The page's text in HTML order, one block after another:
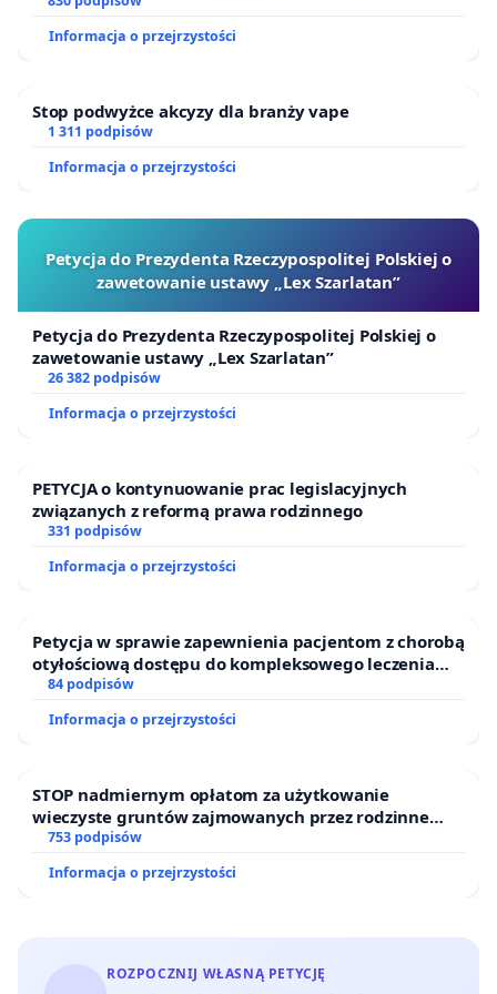
proste narzędzia stolarskie itp.),
- miejsce wymiany/dzielenia: ubrań, książek, roślin,
zabawek, doświadczeń/myśli,
- klub gier planszowych,
- miejsce do wspólnej sąsiedzkiej aktywności
ruchowej: joga, taniec i inne.
Społeczna aktywność wokół przeznaczenia lokalu
została zauważona również przez media – artykuł Marty
Sapały „Nikt nam nie powie, co mamy robić” w
Tygodniku Powszechnym
pisano też na łamach lokalnych, mokotowskich
informatorów na Facebooku, tj. „Dzień Dobry
Mokotów” oraz „Mokotów - co? gdzie? kiedy?
conamokotowie.pl”, co w obydwu przypadkach
W naszej sprawie odbyły się już dwa konstruktywne
spotkania z przedstawicielami władz Dzielnicy
Mokotów, z którymi jesteśmy w bieżącym kontakcie.
Doceniamy dotychczasowe starania Panów o
szeroko rozumiany dobrostan mieszkańców i wobec
Informacja o przejrzystości
Stop podwyżce akcyzy dla branży vape
1 311 podpisów
Informacja o przejrzystości
Petycja do Prezydenta Rzeczypospolitej Polskiej o
zawetowanie ustawy „Lex Szarlatan”
Petycja do Prezydenta Rzeczypospolitej Polskiej o
zawetowanie ustawy „Lex Szarlatan”
26 382 podpisów
Informacja o przejrzystości
PETYCJA o kontynuowanie prac legislacyjnych
związanych z reformą prawa rodzinnego
331 podpisów
Informacja o przejrzystości
Petycja w sprawie zapewnienia pacjentom z chorobą
otyłościową dostępu do kompleksowego leczenia
oraz programów profilaktycznych.
84 podpisów
Informacja o przejrzystości
STOP nadmiernym opłatom za użytkowanie
wieczyste gruntów zajmowanych przez rodzinne
ogrody działkowe.
753 podpisów
Informacja o przejrzystości
ROZPOCZNIJ WŁASNĄ PETYCJĘ